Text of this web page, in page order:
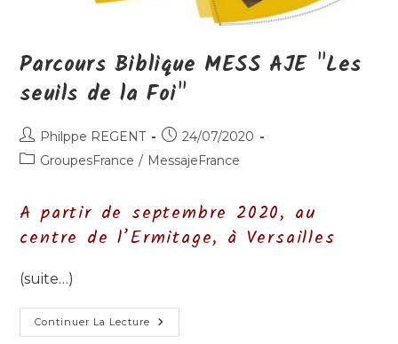
Parcours Biblique MESS AJE "Les
seuils de la Foi"
Auteur/autrice
de
Philppe REGENT
Publication
publiée :
24/07/2020
PostGroupesFrance / MessajeFrance
A partir de septembre 2020, au
centre de l’Ermitage, à Versailles
(suite…)
Continuer La Lecture Parcours
Biblique